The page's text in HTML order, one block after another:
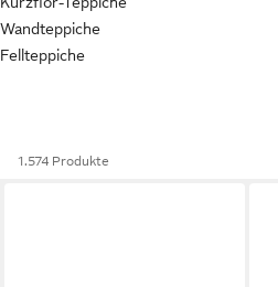
Wandteppiche
Fellteppiche
1.574 Produkte